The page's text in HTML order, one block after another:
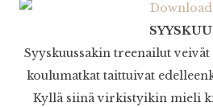
SYYSKUU
Syyskuussakin treenailut
koulumatkat taittuivat
Kyllä siinä virkistyikin mieli